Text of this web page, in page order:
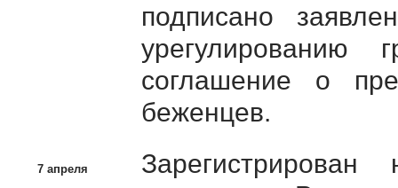
подписано
урегулированию
соглашение о
беженцев.
7 апреля